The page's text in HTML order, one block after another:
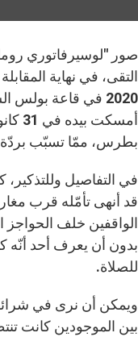
صور "لوسيرفاتوري
2020 في قاعة
بطرس، ممّا تسبّب
قد أنهى تأمّله قرب
الواقفين خلف
بدون أن يعرف أحد أنّه
للصلاة.
ويمكن أن نرى في
بين الموجودين كانت